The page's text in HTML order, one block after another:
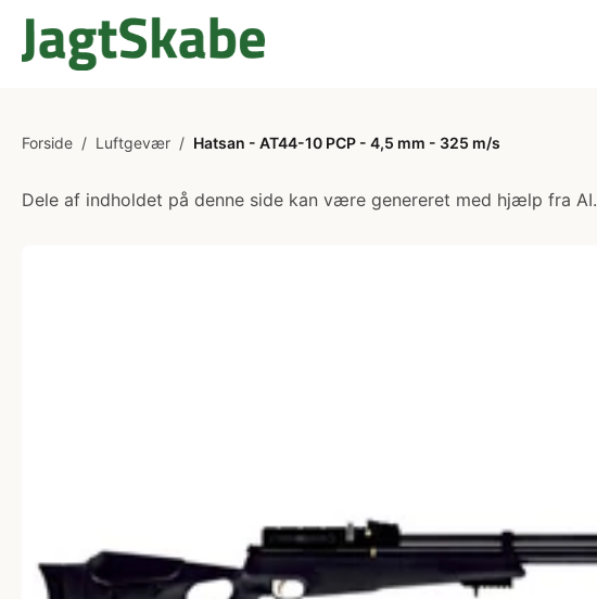
Forside / Luftgevær / Hatsan - AT44-10 PCP - 4,5 mm - 325 m/s
Dele af indholdet på denne side kan være genereret med hjælp fra AI.